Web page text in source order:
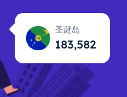
圣诞岛
183,583